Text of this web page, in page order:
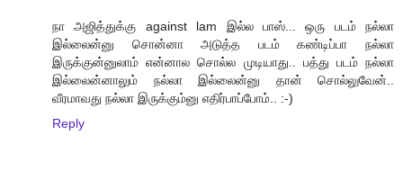
நா அஜித்துக்கு against lam இல்ல பாஸ்... ஒரு படம் நல்லா
இல்லைன்னு சொன்னா அடுத்த படம் கண்டிப்பா நல்லா
இருக்குன்னுலாம் என்னால சொல்ல முடியாது.. பத்து படம் நல்லா
இல்லைன்னாலும் நல்லா இல்லைன்னு தான் சொல்லுவேன்..
வீரமாவது நல்லா இருக்கும்னு எதிர்பாப்போம்.. :-)
Reply